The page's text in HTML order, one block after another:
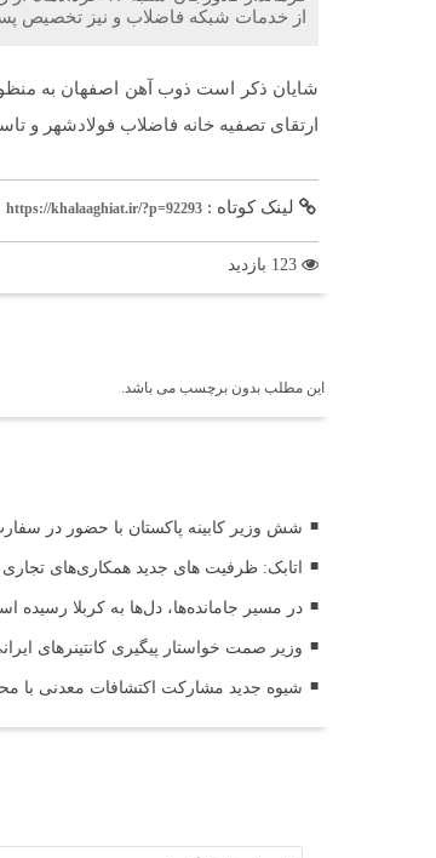
از خدمات شبکه فاضلاب و نیز تخصیص
شایان ذکر است ذوب آهن اصفهان به
ارتقای تصفیه خانه فاضلاب فولادشهر و
لینک کوتاه : https://khalaaghiat.ir/?p=92293
این مطلب بدون برچسب می باشد.
شش وزیر کابینه پاکستان با حضور در
اتابک: ظرفیت های جدید همکاری‌های
در مسیر جا‌مانده‌ها، دل‌ها به کربلا رسیده
وزیر صمت خواستار پیگیری کانتینرهای ایرانی در بندر کراچی
شیوه جدید مشارکت اکتشافات معدنی